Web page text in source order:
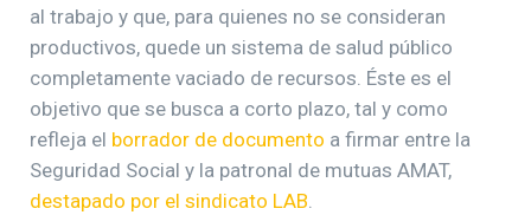
al trabajo y que, para quienes no se consideran
productivos, quede un sistema de salud público
completamente vaciado de recursos. Éste es el
objetivo que se busca a corto plazo, tal y como
refleja el borrador de documento a firmar entre la
Seguridad Social y la patronal de mutuas AMAT,
destapado por el sindicato LAB.